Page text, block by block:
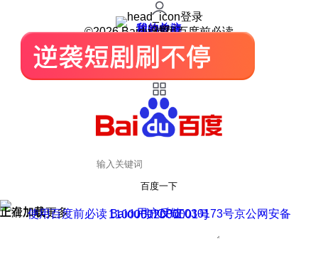
登录
我的关注
我的收藏
皮肤中心
用户反馈
设置
©2026 Baidu 使用百度前必读
百度一下
正在加载
上滑加载更多 用户反馈
使用百度前必读 Baidu 京ICP证030173号
京公网安备11000002000001号